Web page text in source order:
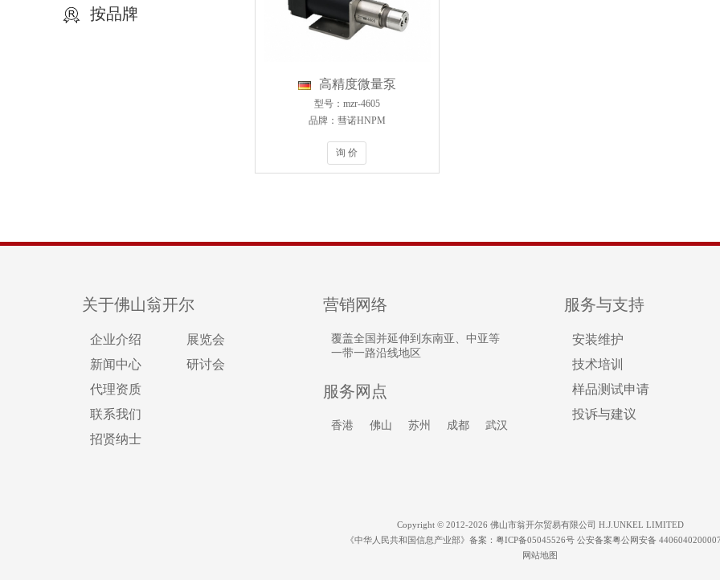
按品牌
高精度微量泵
型号：mzr-4605
品牌：彗诺HNPM
询 价
关于佛山翁开尔
企业介绍
新闻中心
代理资质
联系我们
招贤纳士
展览会
研讨会
营销网络
覆盖全国并延伸到东南亚、中亚等
一带一路沿线地区
服务网点
香港 佛山 苏州 成都 武汉
服务与支持
安装维护
技术培训
样品测试申请
投诉与建议
Copyright © 2012-2026 佛山市翁开尔贸易有限公司 H.J.UNKEL LIMITED
《中华人民共和国信息产业部》备案： 粤ICP备05045526号公安备案粤公网安备
网站地图